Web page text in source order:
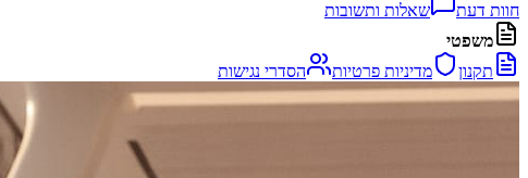
חוות דעת
שאלות ותשובות
משפטי
תקנון
מדיניות פרטיות הסדרי נגישות